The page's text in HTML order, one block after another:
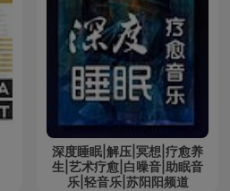
深度睡眠|解压|冥想|疗愈养
生|艺术疗愈|白噪音|助眠音
乐|轻音乐|苏阳阳频道